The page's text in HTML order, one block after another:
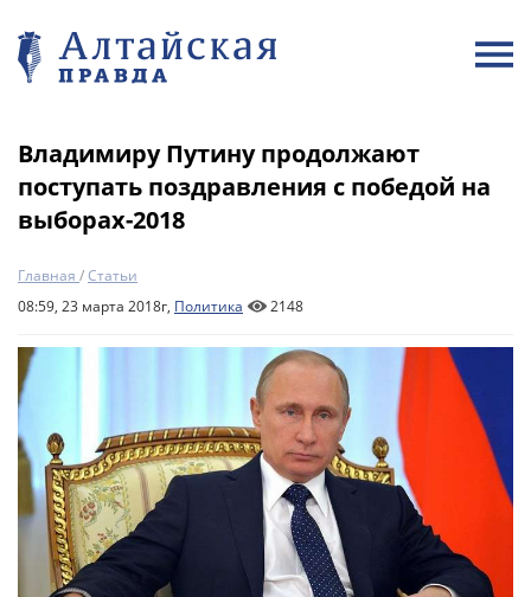
Владимиру Путину продолжают
поступать поздравления с победой на
выборах-2018
Главная /Статьи
08:59, 23 марта 2018г, Политика 2148